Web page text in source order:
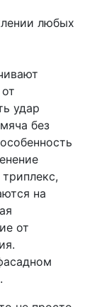
любых
удар
без
на
от